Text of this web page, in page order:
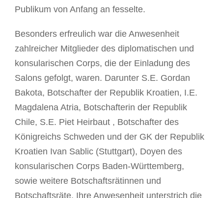
Publikum von Anfang an fesselte.
Besonders erfreulich war die Anwesenheit
zahlreicher Mitglieder des diplomatischen und
konsularischen Corps, die der Einladung des
Salons gefolgt, waren. Darunter S.E. Gordan
Bakota, Botschafter der Republik Kroatien, I.E.
Magdalena Atria, Botschafterin der Republik
Chile, S.E. Piet Heirbaut , Botschafter des
Königreichs Schweden und der GK der Republik
Kroatien Ivan Sablic (Stuttgart), Doyen des
konsularischen Corps Baden-Württemberg,
sowie weitere Botschaftsrätinnen und
Botschaftsräte. Ihre Anwesenheit unterstrich die